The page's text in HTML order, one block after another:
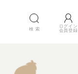
検 索
ログイン
会員登録